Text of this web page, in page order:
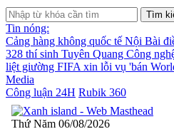
Tìm
Tin nóng:
Cảng hàng không quốc tế Nội Bài
328 thí sinh Tuyên Quang Công
liệt giường FIFA xin lỗi vụ 'bán
Media
Công luận 24H Rubik 360